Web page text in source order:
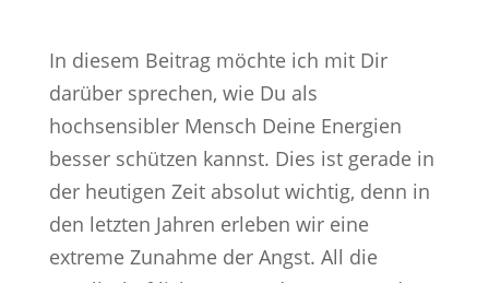
In diesem Beitrag möchte ich mit Dir
darüber sprechen, wie Du als
hochsensibler Mensch Deine Energien
besser schützen kannst. Dies ist gerade in
der heutigen Zeit absolut wichtig, denn in
den letzten Jahren erleben wir eine
extreme Zunahme der Angst. All die